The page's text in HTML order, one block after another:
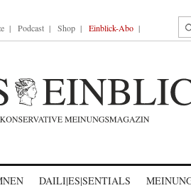
Podcast Shop Einblick-Abo
DAILI|ES|SENTIALS